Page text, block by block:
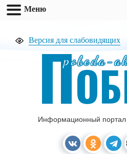
Версия для слабовидящих
pobeda-
П
Информационный портал
Меню